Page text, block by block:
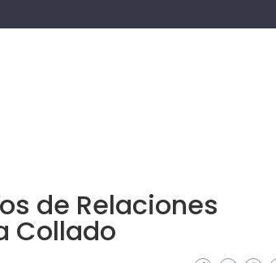
de Relaciones
Collado